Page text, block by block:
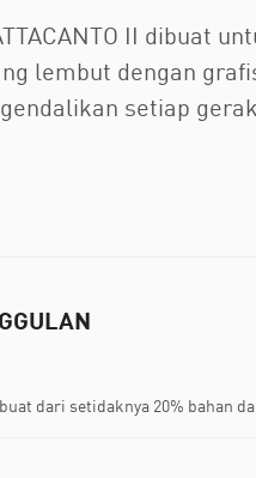
II dibuat
lembut dengan
setiap
dari setidaknya 20% bahan